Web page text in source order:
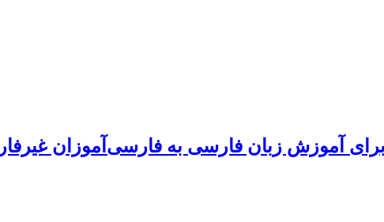
آموزش زبان فارسی به فارسی‌آموزان